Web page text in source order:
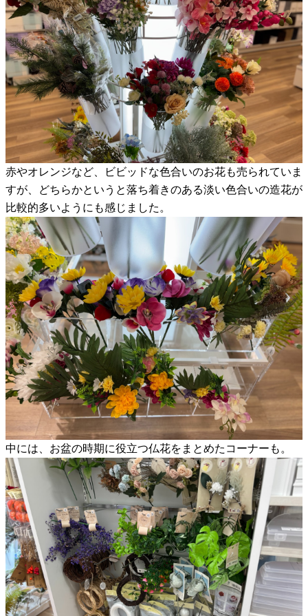
赤やオレンジなど、ビビッドな色合いのお花も売られていま
すが、どちらかというと落ち着きのある淡い色合いの造花が
比較的多いようにも感じました。
中には、お盆の時期に役立つ仏花をまとめたコーナーも。